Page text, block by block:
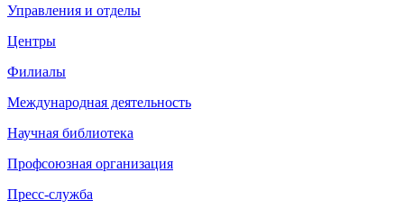
Управления и отделы
Центры
Филиалы
Международная деятельность
Научная библиотека
Профсоюзная организация
Пресс-служба